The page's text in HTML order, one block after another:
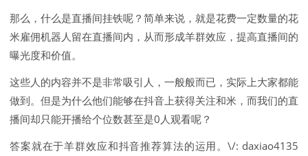
那么，什么是直播间挂铁呢？简单来说，就是花费一定数量的花
米雇佣机器人留在直播间内，从而形成羊群效应，提高直播间的
曝光度和价值。
这些人的内容并不是非常吸引人，一般般而已，实际上大家都能
做到。但是为什么他们能够在抖音上获得关注和米，而我们的直
播间却只能开播给个位数甚至是0人观看呢？
答案就在于羊群效应和抖音推荐算法的运用。\/: daxiao4135